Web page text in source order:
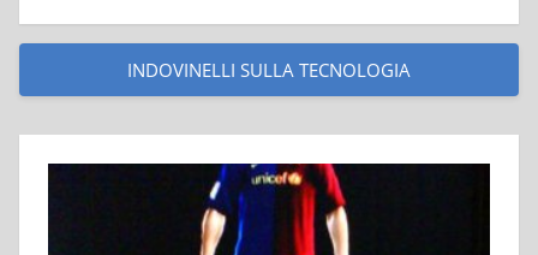
INDOVINELLI SULLA TECNOLOGIA